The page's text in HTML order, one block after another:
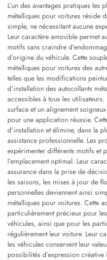
L’un des avantages pratiques les
métalliques pour voitures réside
simple, ne nécessitant aucune
Leur caractère amovible permet
motifs sans craindre
d’origine du véhicule. Cette
métalliques pour voitures des
telles que les modifications
d’installation des autocollants
accessibles à tous les
surface et un alignement
pour une application réussie.
d’installation et élimine, dans la
assistance professionnelle. Les
expérimenter différents motifs et
l’emplacement optimal. Leur
assurance dans la prise de
les saisons, les mises à jour de
personnelles deviennent ainsi
métalliques pour voitures. Cette
particulièrement précieux pour
véhicules, ainsi que pour les
régulièrement leur voiture. Leur
les véhicules conservent leur
possibilités d’expression créative